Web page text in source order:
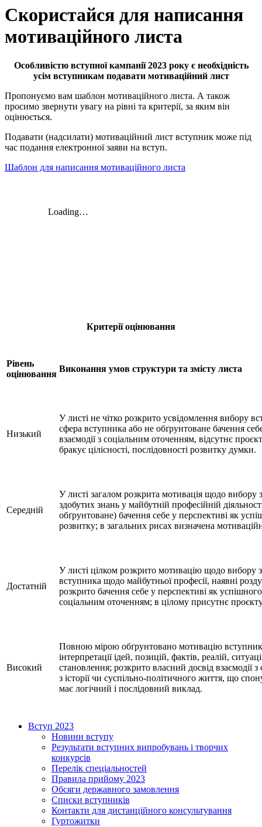
Скористайся для написання
мотиваційного листа
Особливістю вступної кампанії 2023 року є необхідність
усім вступникам подавати мотиваційний лист
Пропонуємо вам шаблон мотиваційного листа. А також
просимо звернути увагу на рівні та критерії, за яким він
оцінюється.
Подавати (надсилати) мотиваційний лист вступник може під
час подання електронної заяви на вступ.
Шаблон для написання мотиваційного листа
Критерії оцінювання
Рівень
оцінювання
Виконання умов структури та змісту листа
Низький
У листі не чітко розкрито усвідомлення вибору
сфера вступника або не обґрунтоване бачення
взаємодії з соціальним оточенням, відсутнє
бракує цілісності, послідовності розвитку думки.
Середній
У листі загалом розкрита мотивація щодо вибору
здобутих знань у майбутній професійній
обґрунтоване) бачення себе у перспективі як
розвитку; в загальних рисах визначена
Достатній
У листі цілком розкрито мотивацію щодо вибору
вступника щодо майбутньої професії, наявні
розкрито бачення себе у перспективі як
соціальним оточенням; в цілому присутнє
Високий
Повною мірою обґрунтовано мотивацію
інтерпретації ідей, позицій, фактів, реалій,
становлення; розкрито власний досвід
з історії чи суспільно-політичного життя, що
має логічний і послідовний виклад.
Вступ 2023
Новини вступу
Результати вступних випробувань і творчих
конкурсів
Перелік спеціальностей
Правила прийому 2023
Обсяги державного замовлення
Списки вступників
Контакти для дистанційного консультування
Гуртожитки